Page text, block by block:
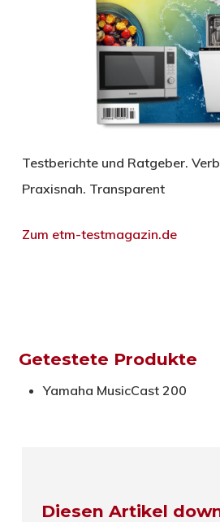
Testberichte und Ratgeber.
Praxisnah. Transparent
Zum etm-testmagazin.de
Getestete Produkte
Yamaha MusicCast 200
Diesen Artikel